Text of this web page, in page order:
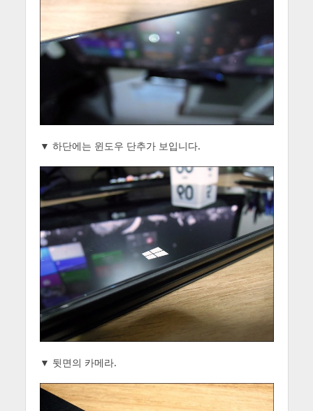
▼ 하단에는 윈도우 단추가 보입니다.
▼ 뒷면의 카메라.